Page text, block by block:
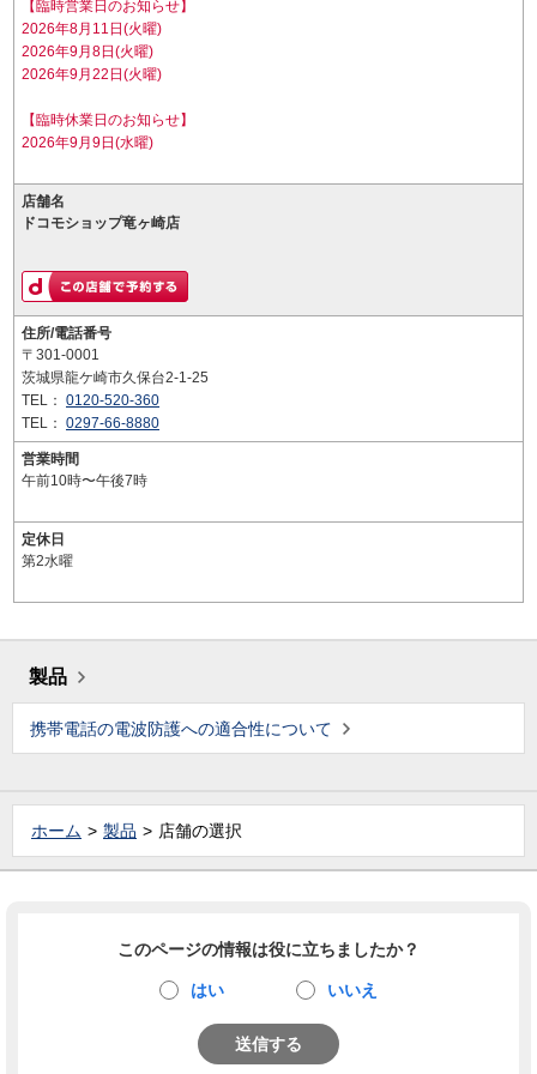
【臨時営業日のお知らせ】
2026年8月11日(火曜)
2026年9月8日(火曜)
2026年9月22日(火曜)
【臨時休業日のお知らせ】
2026年9月9日(水曜)
店舗名
ドコモショップ竜ヶ崎店
住所/電話番号
〒301-0001
茨城県龍ケ崎市久保台2-1-25
TEL： 0120-520-360
TEL： 0297-66-8880
営業時間
午前10時〜午後7時
定休日
第2水曜
製品
携帯電話の電波防護への適合性について
ホーム 製品 店舗の選択
このページの情報は役に立ちましたか？
はい いいえ
送信する